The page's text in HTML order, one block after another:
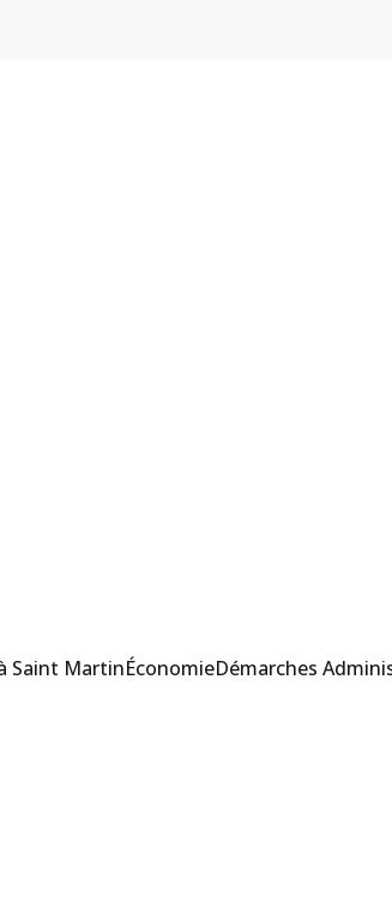
Saint MartinÉconomieDémarches